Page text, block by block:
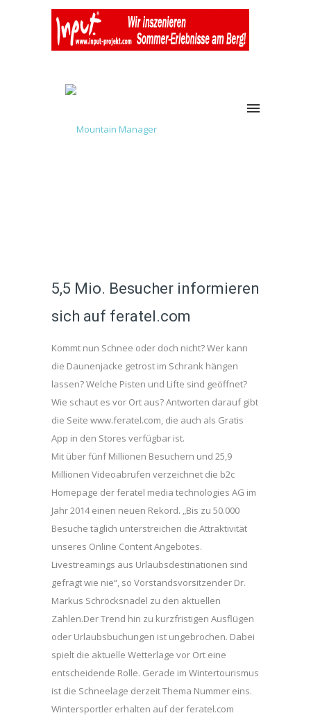
5,5 Mio. Besucher informieren
sich auf feratel.com
Kommt nun Schnee oder doch nicht? Wer kann
die Daunenjacke getrost im Schrank hängen
lassen? Welche Pisten und Lifte sind geöffnet?
Wie schaut es vor Ort aus? Antworten darauf gibt
die Seite www.feratel.com, die auch als Gratis
App in den Stores verfügbar ist.
Mit über fünf Millionen Besuchern und 25,9
Millionen Videoabrufen verzeichnet die b2c
Homepage der feratel media technologies AG im
Jahr 2014 einen neuen Rekord. „Bis zu 50.000
Besuche täglich unterstreichen die Attraktivität
unseres Online Content Angebotes.
Livestreamings aus Urlaubsdestinationen sind
gefragt wie nie“, so Vorstandsvorsitzender Dr.
Markus Schröcksnadel zu den aktuellen
Zahlen.Der Trend hin zu kurzfristigen Ausflügen
oder Urlaubsbuchungen ist ungebrochen. Dabei
spielt die aktuelle Wetterlage vor Ort eine
entscheidende Rolle. Gerade im Wintertourismus
ist die Schneelage derzeit Thema Nummer eins.
Wintersportler erhalten auf der feratel.com